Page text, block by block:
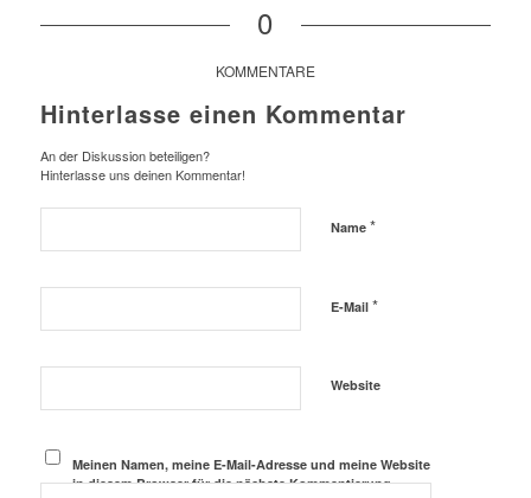
0
KOMMENTARE
Hinterlasse einen Kommentar
An der Diskussion beteiligen?
Hinterlasse uns deinen Kommentar!
Name *
E-Mail *
Website
Meinen Namen, meine E-Mail-Adresse und meine Website
in diesem Browser für die nächste Kommentierung